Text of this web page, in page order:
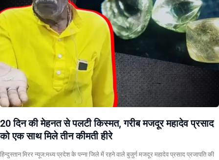
20 दिन की मेहनत से पलटी किस्मत, गरीब मजदूर महादेव प्रसाद
को एक साथ मिले तीन कीमती हीरे
हिन्दुस्तान मिरर न्यूज:मध्य प्रदेश के पन्ना जिले में रहने वाले बुजुर्ग मजदूर महादेव प्रसाद प्रजापति की